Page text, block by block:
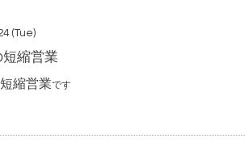
(Tue)
短縮営業
縮営業です